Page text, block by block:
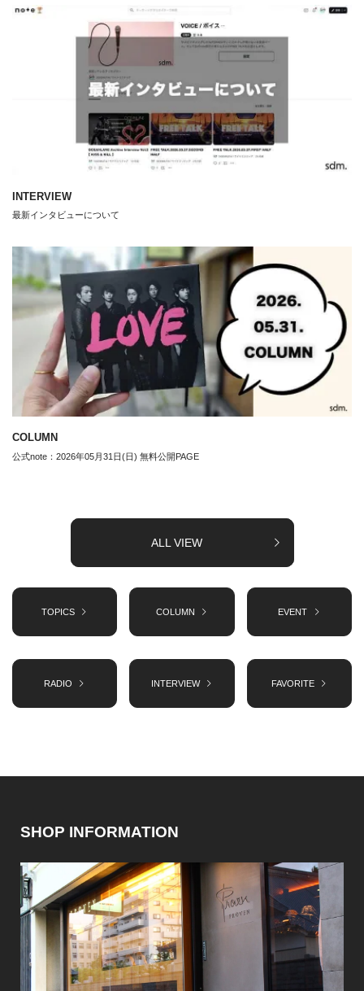
INTERVIEW
最新インタビューについて
COLUMN
公式note：2026年05月31日(日) 無料公開PAGE
ALL VIEW
TOPICS COLUMN EVENT
RADIO INTERVIEW FAVORITE
SHOP INFORMATION